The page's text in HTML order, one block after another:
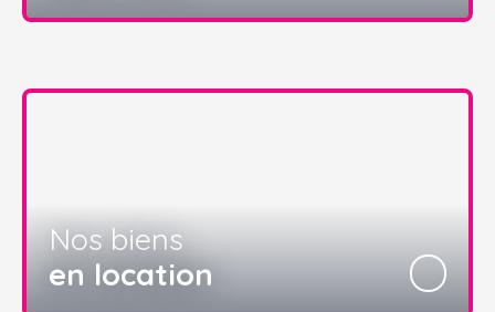
Nos biens
en location